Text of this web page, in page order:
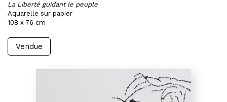
La Liberté guidant le peuple
Aquarelle sur papier
108 x 76 cm
Vendue